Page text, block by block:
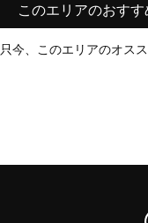
このエリアのおす
只今、このエリアのオス